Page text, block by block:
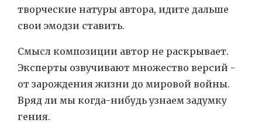
творческие натуры автора, идите дальше
свои эмодзи ставить.
Смысл композиции автор не раскрывает.
Эксперты озвучивают множество версий -
от зарождения жизни до мировой войны.
Вряд ли мы когда-нибудь узнаем задумку
гения.